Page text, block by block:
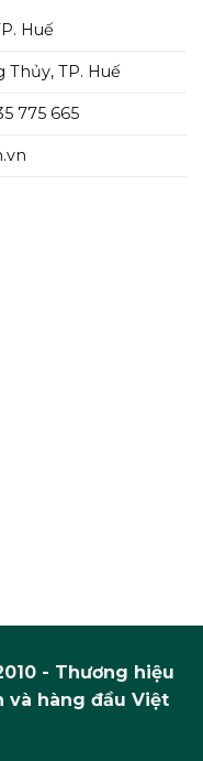
Huế
Thủy, TP. Huế
775 665
- Thương hiệu
và hàng đầu Việt